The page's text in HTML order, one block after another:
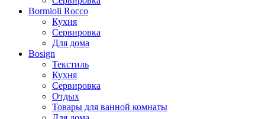
Bormioli Rocco
Кухня
Сервировка
Для дома
Bosign
Текстиль
Кухня
Сервировка
Отдых
Товары для ванной комнаты